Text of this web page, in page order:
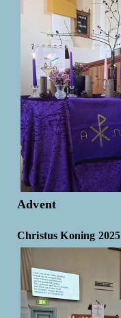
Advent
Christus Koning 2025